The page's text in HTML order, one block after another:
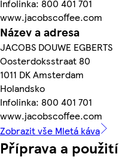
Infolinka: 800 401 701
www.jacobscoffee.com
Název a adresa
JACOBS DOUWE EGBERTS
Oosterdoksstraat 80
1011 DK Amsterdam
Holandsko
Infolinka: 800 401 701
www.jacobscoffee.com
Zobrazit vše Mletá káva
Příprava a použití